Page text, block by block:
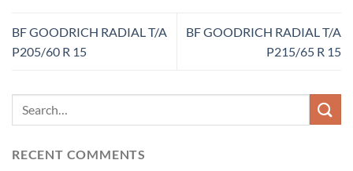
BF GOODRICH RADIAL T/A
P205/60 R 15
BF GOODRICH RADIAL T/A
P215/65 R 15
RECENT COMMENTS